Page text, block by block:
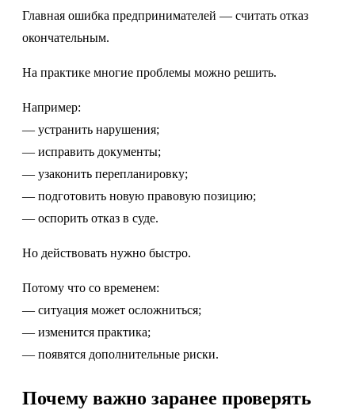
Главная ошибка предпринимателей — считать отказ
окончательным.
На практике многие проблемы можно решить.
Например:
— устранить нарушения;
— исправить документы;
— узаконить перепланировку;
— подготовить новую правовую позицию;
— оспорить отказ в суде.
Но действовать нужно быстро.
Потому что со временем:
— ситуация может осложниться;
— изменится практика;
— появятся дополнительные риски.
Почему важно заранее проверять